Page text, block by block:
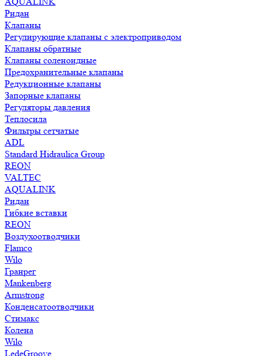
Ридан
Клапаны
Регулирующие клапаны с электроприводом
Клапаны обратные
Клапаны соленоидные
Предохранительные клапаны
Редукционные клапаны
Запорные клапаны
Регуляторы давления
Теплосила
Фильтры сетчатые
ADL
Standard Hidraulica Group
REON
VALTEC
AQUALINK
Ридан
Гибкие вставки
REON
Воздухоотводчики
Flamco
Wilo
Гранрег
Mankenberg
Armstrong
Конденсатоотводчики
Стимакс
Колена
Wilo
LedeGroove